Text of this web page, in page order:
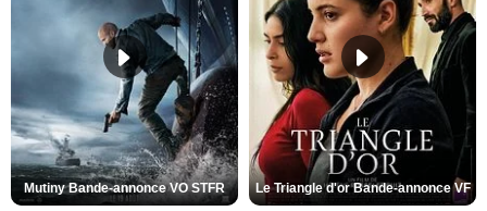
Mutiny Bande-annonce VO STFR Le Triangle d'or Bande-annonce VF